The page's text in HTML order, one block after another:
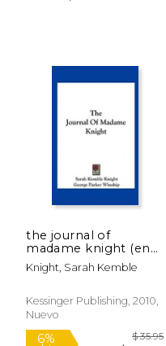
the journal of
madame knight (en
Inglés)
Knight, Sarah Kemble
Kessinger Publishing, 2010,
Nuevo